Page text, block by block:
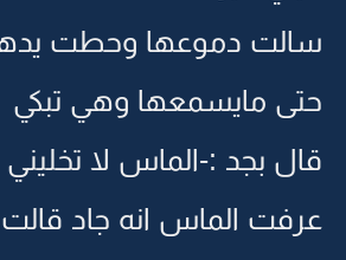
دموعها وحطت يدها
مايسمعها وهي تبكي
بجد :-الماس لا تخليني
الماس انه جاد قالت